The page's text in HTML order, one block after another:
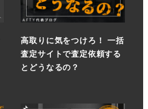
高取りに気をつけろ！ 一括
査定サイトで査定依頼する
とどうなるの？